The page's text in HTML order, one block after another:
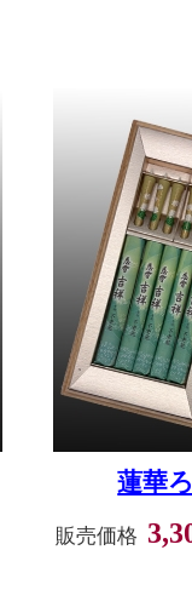
蓮華
販売価格